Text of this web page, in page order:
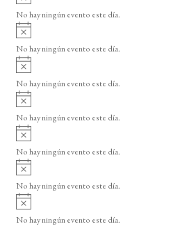
o
v
i
o
No hay ningún evento este día.
A
v
i
o
No hay ningún evento este día.
A
v
i
o
No hay ningún evento este día.
A
v
i
o
No hay ningún evento este día.
A
v
i
o
No hay ningún evento este día.
A
v
i
o
No hay ningún evento este día.
A
v
i
No hay ningún evento este día.